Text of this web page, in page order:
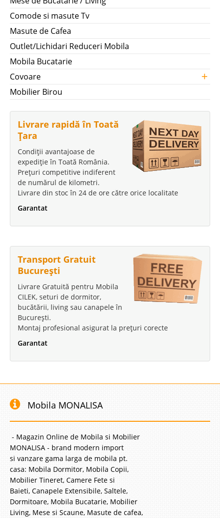
Comode si masute Tv
Masute de Cafea
Outlet/Lichidari Reduceri Mobila
Mobila Bucatarie
Covoare
+
Mobilier Birou
Livrare rapidă în Toată
Țara
Condiții avantajoase de
expediție în Toată România.
Prețuri competitive indiferent
de numărul de kilometri.
Livrare din stoc în 24 de ore către orice localitate
Garantat
Transport Gratuit
București
Livrare Gratuită pentru Mobila
CILEK, seturi de dormitor,
bucătării, living sau canapele în
București.
Montaj profesional asigurat la prețuri corecte
Garantat
Mobila MONALISA
- Magazin Online de Mobila si Mobilier
MONALISA - brand modern import
si vanzare gama larga de mobila pt.
casa: Mobila Dormitor, Mobila Copii,
Mobilier Tineret, Camere Fete si
Baieti, Canapele Extensibile, Saltele,
Dormitoare, Mobila Bucatarie, Mobilier
Living, Mese si Scaune, Masute de cafea,